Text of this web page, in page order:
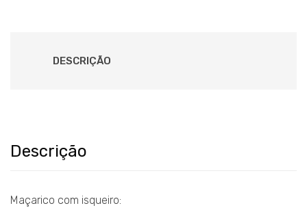
DESCRIÇÃO
Descrição
Maçarico com isqueiro: